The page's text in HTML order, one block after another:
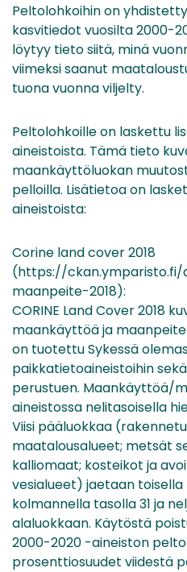
Peltolohkoihin on
kasvitiedot vuosilta 2000-
löytyy tieto siitä, minä
viimeksi saanut
tuona vuonna viljelty.
Peltolohkoille on laskettu
aineistoista. Tämä tieto
maankäyttöluokan
pelloilla. Lisätietoa on
aineistoista:
Corine land cover 2018
(https://
maanpeite-2018):
CORINE Land Cover 2018
maankäyttöä ja
on tuotettu Sykessä
paikkatietoaineistoihin
perustuen. Maankäyttöä/
aineistossa nelitasoisella
Viisi pääluokkaa
maatalousalueet; metsät
kalliomaat; kosteikot ja
vesialueet) jaetaan toisella
kolmannella tasolla 31 ja
alaluokkaan. Käytöstä
2000-2020 -aineiston
prosenttiosuudet viidestä